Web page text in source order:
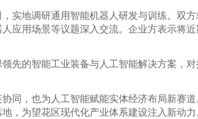
实地调研通用智能机器人研发与训练。双
应用场景等议题深入交流。企业方表示将
先的智能工业装备与人工智能解决方案，
同，也为人工智能赋能实体经济布局新赛
，为望花区现代化产业体系建设注入新动力